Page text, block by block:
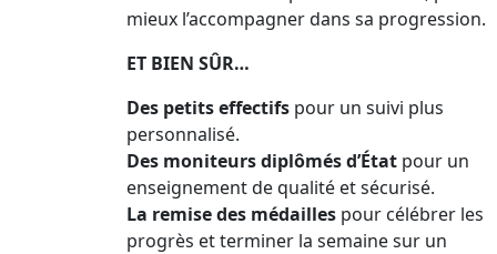
mieux l’accompagner dans sa progression.
ET BIEN SÛR…
Des petits effectifs pour un suivi plus
personnalisé.
Des moniteurs diplômés d’État pour un
enseignement de qualité et sécurisé.
La remise des médailles pour célébrer les
progrès et terminer la semaine sur un